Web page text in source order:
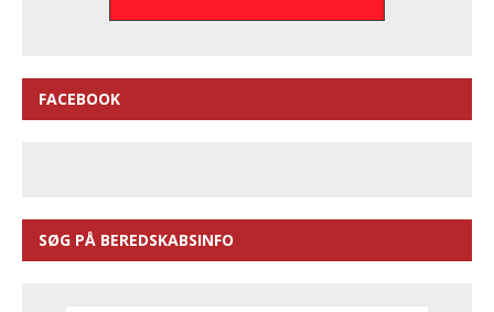
FACEBOOK
SØG PÅ BEREDSKABSINFO